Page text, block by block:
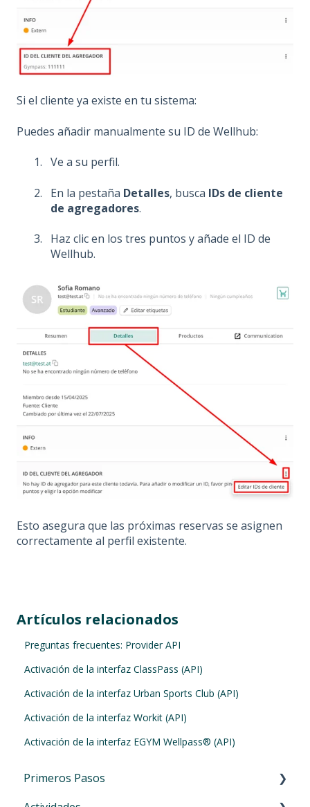
Si el cliente ya existe en tu sistema:
Puedes añadir manualmente su ID de Wellhub:
Ve a su perfil.
En la pestaña Detalles, busca IDs de cliente
de agregadores.
Haz clic en los tres puntos y añade el ID de
Wellhub.
Esto asegura que las próximas reservas se asignen
correctamente al perfil existente.
Artículos relacionados
Preguntas frecuentes: Provider API
Activación de la interfaz ClassPass (API)
Activación de la interfaz Urban Sports Club (API)
Activación de la interfaz Workit (API)
Activación de la interfaz EGYM Wellpass® (API)
Primeros Pasos